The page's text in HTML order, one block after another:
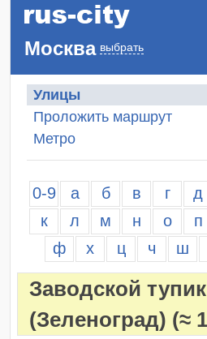
Москва выбрать
Улицы
Проложить маршрут
Метро
0-9 а б в г д
к
л м н о п
ф
х ц ч ш
Заводской тупик
(Зеленоград) (≈